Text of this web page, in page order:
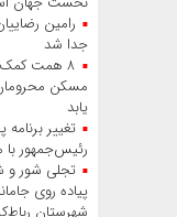
رامین
جدا شد
۸ همت کمک
مسکن
یابد
تغییر
رئیس‌جمهور با
تجلی شور و
پیاده‌ روی
شهرستان